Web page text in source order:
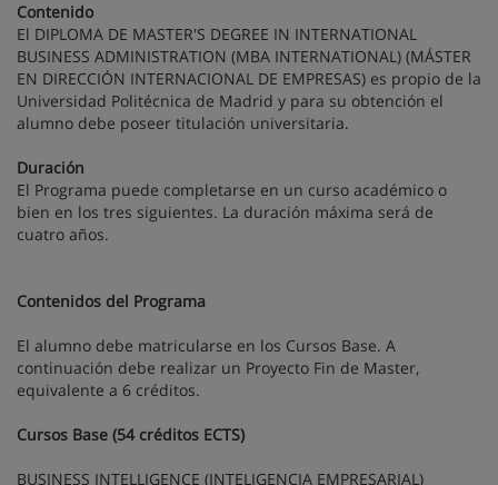
Contenido
El DIPLOMA DE MASTER'S DEGREE IN INTERNATIONAL
BUSINESS ADMINISTRATION (MBA INTERNATIONAL) (MÁSTER
EN DIRECCIÓN INTERNACIONAL DE EMPRESAS) es propio de la
Universidad Politécnica de Madrid y para su obtención el
alumno debe poseer titulación universitaria.
Duración
El Programa puede completarse en un curso académico o
bien en los tres siguientes. La duración máxima será de
cuatro años.
Contenidos del Programa
El alumno debe matricularse en los Cursos Base. A
continuación debe realizar un Proyecto Fin de Master,
equivalente a 6 créditos.
Cursos Base (54 créditos ECTS)
BUSINESS INTELLIGENCE (INTELIGENCIA EMPRESARIAL)